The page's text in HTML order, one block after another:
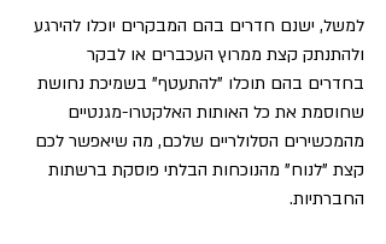
למשל, ישנם חדרים בהם המבקרים יוכלו להירגע
ולהתנתק קצת ממרוץ העכברים או לבקר
בחדרים בהם תוכלו "להתעטף" בשמיכת נחושת
שחוסמת את כל האותות האלקטרו-מגנטיים
מהמכשירים הסלולריים שלכם, מה שיאפשר לכם
קצת "לנוח" מהנוכחות הבלתי פוסקת ברשתות
החברתיות.